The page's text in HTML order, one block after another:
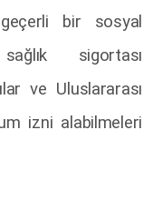
bir sosyal
sigortası
ve Uluslararası
izni alabilmeleri